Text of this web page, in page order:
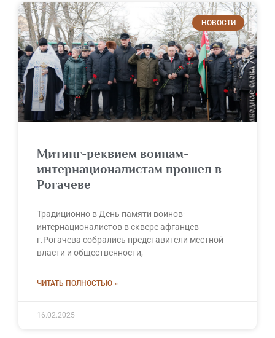
НОВОСТИ
Митинг-реквием воинам-
интернационалистам прошел в
Рогачеве
Традиционно в День памяти воинов-
интернационалистов в сквере афганцев
г.Рогачева собрались представители местной
власти и общественности,
ЧИТАТЬ ПОЛНОСТЬЮ »
16.02.2025